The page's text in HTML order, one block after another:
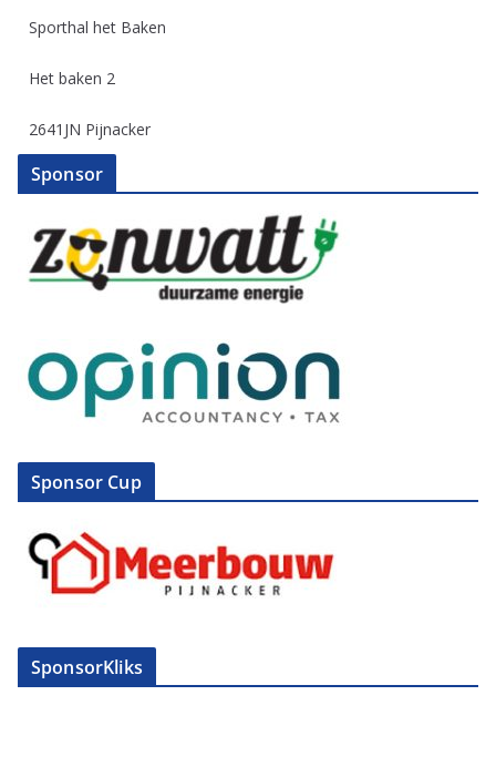
Sporthal het Baken
Het baken 2
2641JN Pijnacker
Sponsor
Sponsor Cup
SponsorKliks